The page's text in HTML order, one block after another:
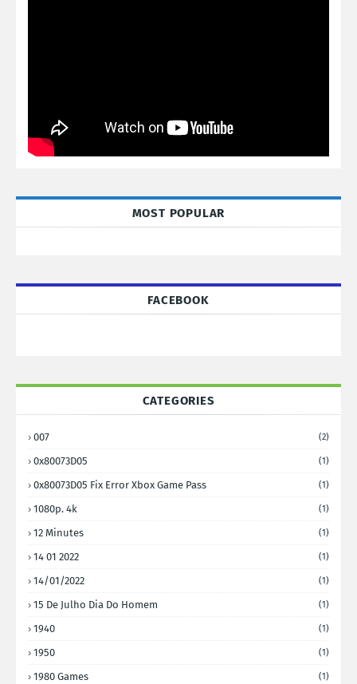
MOST POPULAR
FACEBOOK
CATEGORIES
007 (2)
0x80073D05 (1)
0x80073D05 Fix Error Xbox Game Pass (1)
1080p. 4k (1)
12 Minutes (1)
14 01 2022 (1)
14/01/2022 (1)
15 De Julho Dia Do Homem (1)
1940 (1)
1950 (1)
1980 Games (1)